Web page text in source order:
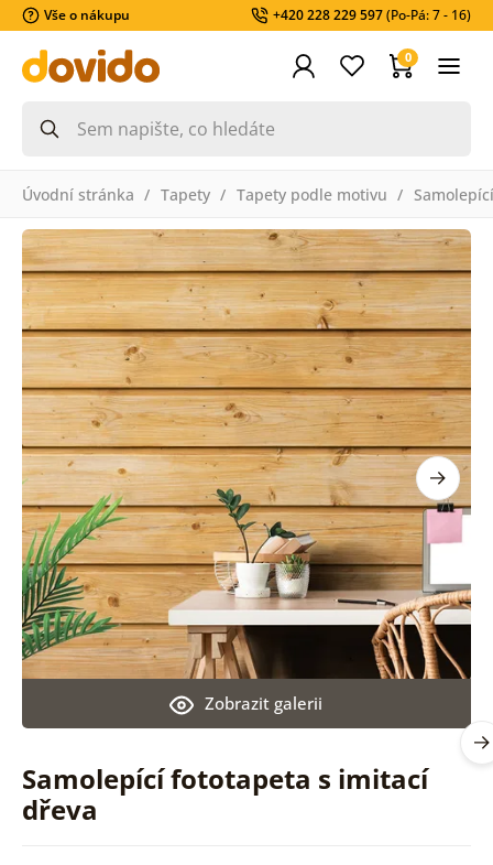
Vše o nákupu +420 228 229 597(Po-Pá: 7 - 16)
0
Úvodní stránka Tapety Tapety podle motivu
Samolepící fototapeta s imitací
dřeva
Zobrazit galerii